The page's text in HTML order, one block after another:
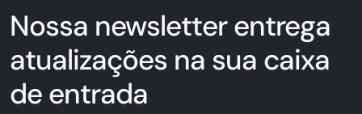
Nossa newsletter entrega
atualizações na sua caixa
de entrada